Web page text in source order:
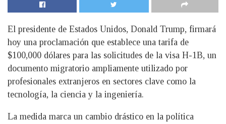
El presidente de Estados Unidos, Donald Trump, firmará
hoy una proclamación que establece una tarifa de
$100,000 dólares para las solicitudes de la visa H-1B, un
documento migratorio ampliamente utilizado por
profesionales extranjeros en sectores clave como la
tecnología, la ciencia y la ingeniería.
La medida marca un cambio drástico en la política